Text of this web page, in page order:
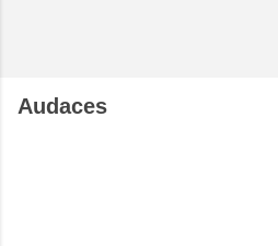
Audaces